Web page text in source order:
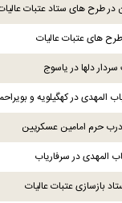
طرح های ستاد عتبات
های عتبات عالیات
دلها در یاسوج
در کهگیلویه و
حرم امامین عسکریین
المهدی در سرفاریاب
بازسازی عتبات عالیات